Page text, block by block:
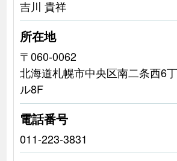
吉川 貴祥
所在地
〒060-0062
北海道札幌市中央区南二条西6
ル8F
電話番号
011-223-3831